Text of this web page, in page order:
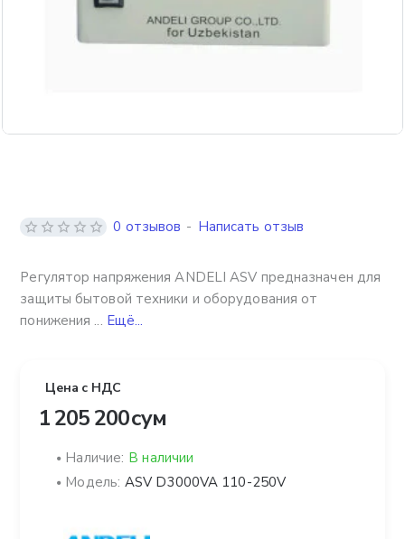
Регулятор напряжения ANDELI ASV предназначен для
защиты бытовой техники и оборудования от
понижения ... Ещё...
0 отзывов - Написать отзыв
Цена с НДС
1 205 200 сум
Наличие: В наличии
Модель: ASV D3000VA 110-250V